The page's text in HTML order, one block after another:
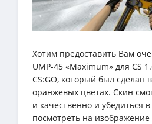
Хотим предоставить Вам
UMP-45 «Maximum» для CS
CS:GO, который был сделан
оранжевых цветах. Скин
и качественно и убедиться
посмотреть на